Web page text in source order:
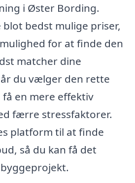
i Øster Bording.
bedst mulige priser,
for at finde den
matcher dine
du vælger den rette
en mere effektiv
færre stressfaktorer.
platform til at finde
så du kan få det